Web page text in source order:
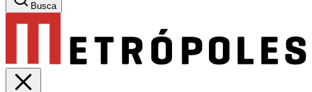
Busca